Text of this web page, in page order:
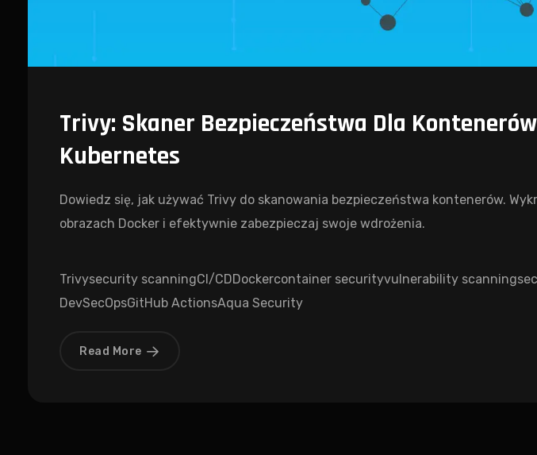
Trivy: Skaner Bezpieczeństwa Dla
Kubernetes
Dowiedz się, jak używać Trivy do skanowania bezpieczeństwa kontenerów.
obrazach Docker i efektywnie zabezpieczaj swoje wdrożenia.
Trivysecurity scanningCI/CDDockercontainer securityvulnerability scanning
DevSecOpsGitHub ActionsAqua Security
Read More